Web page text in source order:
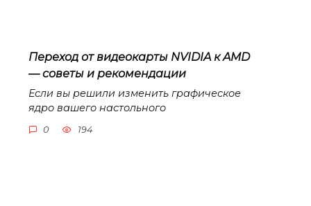
Переход от видеокарты NVIDIA к AMD
— советы и рекомендации
Если вы решили изменить графическое
ядро вашего настольного
0 194